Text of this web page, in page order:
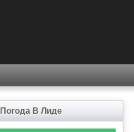
Погода В Лиде